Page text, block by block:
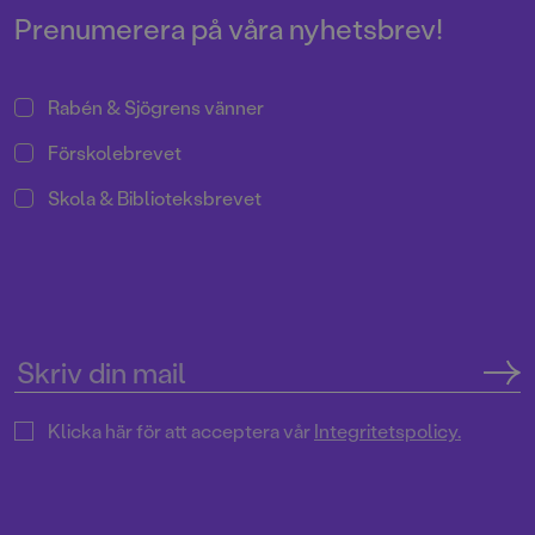
Prenumerera på våra nyhetsbrev!
Rabén & Sjögrens vänner
Förskolebrevet
Skola & Biblioteksbrevet
Klicka här för att acceptera vårIntegritetspolicy.